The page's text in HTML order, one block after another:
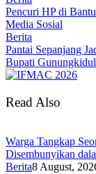
Pencuri HP di
Media Sosial
Berita
Pantai Sepanjang
Bupati
Read Also
Warga Tangkap
Disembunyikan
Berita8 August,